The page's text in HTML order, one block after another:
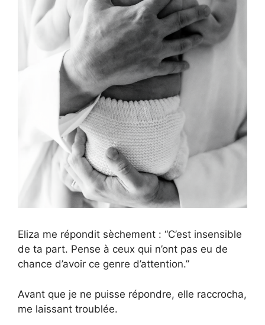
Eliza me répondit sèchement : “C’est insensible
de ta part. Pense à ceux qui n’ont pas eu de
chance d’avoir ce genre d’attention.”
Avant que je ne puisse répondre, elle raccrocha,
me laissant troublée.